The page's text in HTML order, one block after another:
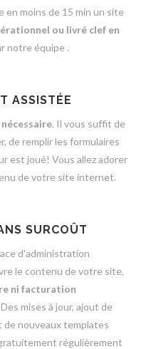
en moins de 15 min un site
ou livré clef en
notre équipe .
ASSISTÉE
. Il vous suffit de
de remplir les formulaires
est joué! Vous allez adorer
de votre site internet.
SURCOÛT
d'administration
le contenu de votre site,
ni facturation
Des mises à jour, ajout de
nouveaux templates
régulièrement